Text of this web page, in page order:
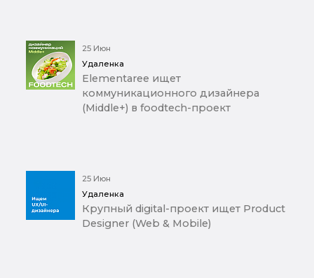
25 Июн
Удаленка
Elementaree ищет
коммуникационного дизайнера
(Middle+) в foodtech-проект
25 Июн
Удаленка
Крупный digital-проект ищет Product
Designer (Web & Mobile)